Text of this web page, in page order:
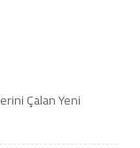
Çalan Yeni